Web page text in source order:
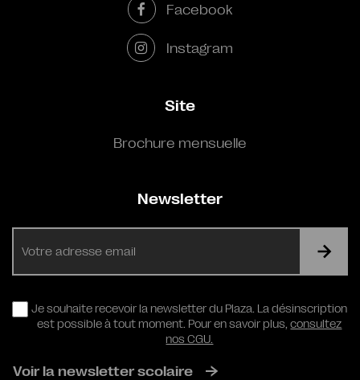
Facebook
Instagram
Site
Brochure mensuelle
Newsletter
RGPD
Je souhaite recevoir la newsletter du Plaza. La désinscription
est possible à tout moment. Pour en savoir plus,consultez
nos CGU.
Voir la newsletter scolaire